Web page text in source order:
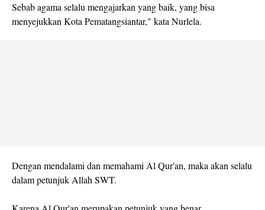
Sebab agama selalu mengajarkan yang baik, yang bisa
menyejukkan Kota Pematangsiantar," kata Nurlela.
Dengan mendalami dan memahami Al Qur'an, maka akan selalu
dalam petunjuk Allah SWT.